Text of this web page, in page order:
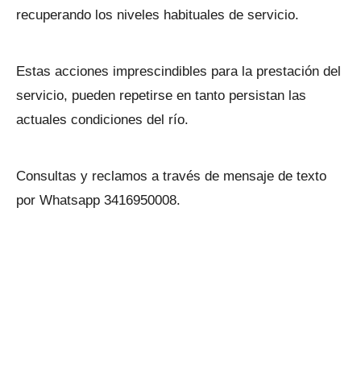
recuperando los niveles habituales de servicio.
Estas acciones imprescindibles para la prestación del
servicio, pueden repetirse en tanto persistan las
actuales condiciones del río.
Consultas y reclamos a través de mensaje de texto
por Whatsapp 3416950008.